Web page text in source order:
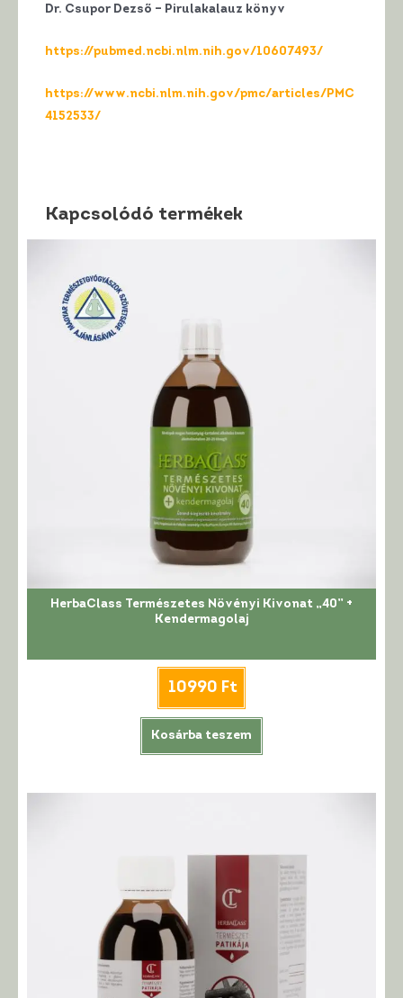
Dr. Csupor Dezső – Pirulakalauz könyv
https://pubmed.ncbi.nlm.nih.gov/10607493/
https://www.ncbi.nlm.nih.gov/pmc/articles/PMC
4152533/
Kapcsolódó termékek
HerbaClass Természetes Növényi Kivonat „40” +
Kendermagolaj
10990 Ft
Kosárba teszem